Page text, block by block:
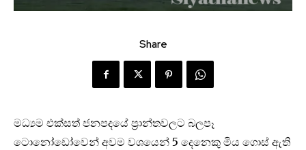
Share
මධ්‍යම එක්සත් ජනපදයේ ප්‍රාන්තවලට බලපෑ
ටොනෝඩෝවෙන් අවම වශයෙන් 5 දෙනෙකු මිය ගොස් ඇති